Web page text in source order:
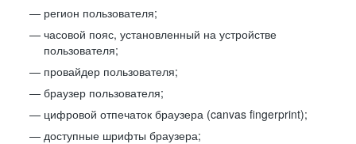
регион пользователя;
часовой пояс, установленный на устройстве
пользователя;
провайдер пользователя;
браузер пользователя;
цифровой отпечаток браузера (canvas fingerprint);
доступные шрифты браузера;